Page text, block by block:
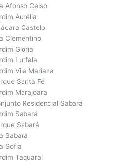
Afonso Celso
Aurélia
Castelo
Clementino
Glória
Lutfala
Vila Mariana
Santa Fé
Marajoara
Residencial Sabará
Sabará
Sabará
Sabará
Sofia
Taquaral